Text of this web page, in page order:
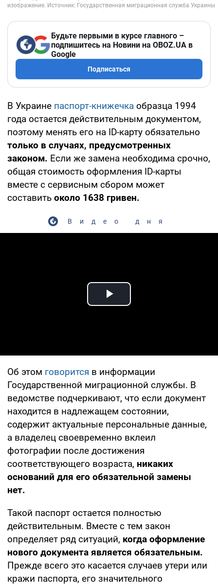
Будьте первыми в курсе главного –
подпишитесь на Новини на OBOZ.UA в
Google
Подписаться
В Украине паспорт-книжечка образца 1994
года остается действительным документом,
поэтому менять его на ID-карту обязательно
только в случаях, предусмотренных
законом. Если же замена необходима срочно,
общая стоимость оформления ID-карты
вместе с сервисным сбором может
составить около 1638 гривен.
Видео дня
Play Video
Об этом говорится в информации
Государственной миграционной службы. В
ведомстве подчеркивают, что если документ
находится в надлежащем состоянии,
содержит актуальные персональные данные,
а владелец своевременно вклеил
фотографии после достижения
соответствующего возраста, никаких
оснований для его обязательной замены
нет.
Такой паспорт остается полностью
действительным. Вместе с тем закон
определяет ряд ситуаций, когда оформление
нового документа является обязательным.
Прежде всего это касается случаев утери или
кражи паспорта, его значительного